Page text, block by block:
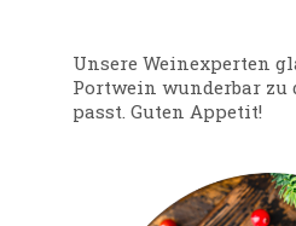
Unsere Weinexperten
Portwein wunderbar zu
passt. Guten Appetit!